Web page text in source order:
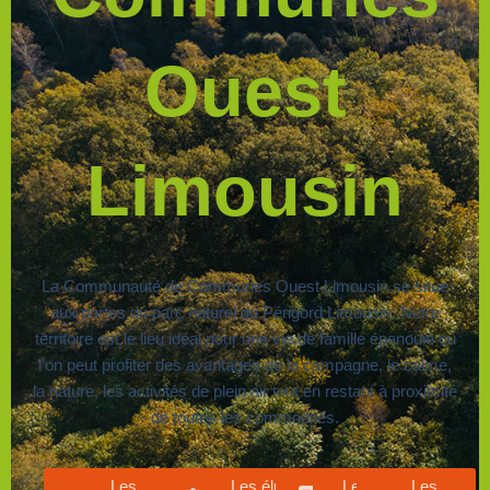
Ouest
Limousin
La Communauté de Communes Ouest Limousin se situe
aux portes du parc naturel du Périgord Limousin. Notre
territoire est le lieu idéal pour une vie de famille épanouie où
l’on peut profiter des avantages de la campagne, le calme,
la nature, les activités de plein air tout en restant à proximité
de toutes les commodités.
Les
Les élus
Les
Les